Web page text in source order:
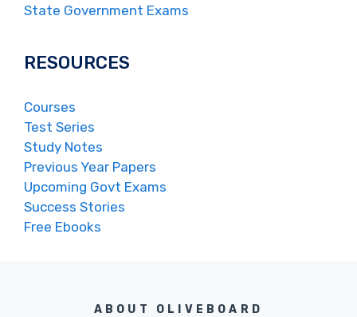
State Government Exams
RESOURCES
Courses
Test Series
Study Notes
Previous Year Papers
Upcoming Govt Exams
Success Stories
Free Ebooks
ABOUT OLIVEBOARD